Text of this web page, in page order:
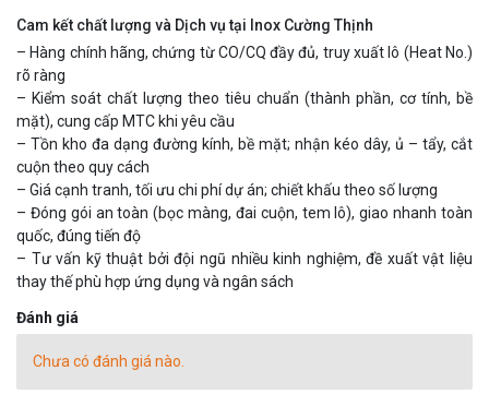
Cam kết chất lượng và Dịch vụ tại Inox Cường Thịnh
– Hàng chính hãng, chứng từ CO/CQ đầy đủ, truy xuất lô (Heat No.)
rõ ràng
– Kiểm soát chất lượng theo tiêu chuẩn (thành phần, cơ tính, bề
mặt), cung cấp MTC khi yêu cầu
– Tồn kho đa dạng đường kính, bề mặt; nhận kéo dây, ủ – tẩy, cắt
cuộn theo quy cách
– Giá cạnh tranh, tối ưu chi phí dự án; chiết khấu theo số lượng
– Đóng gói an toàn (bọc màng, đai cuộn, tem lô), giao nhanh toàn
quốc, đúng tiến độ
– Tư vấn kỹ thuật bởi đội ngũ nhiều kinh nghiệm, đề xuất vật liệu
thay thế phù hợp ứng dụng và ngân sách
Đánh giá
Chưa có đánh giá nào.